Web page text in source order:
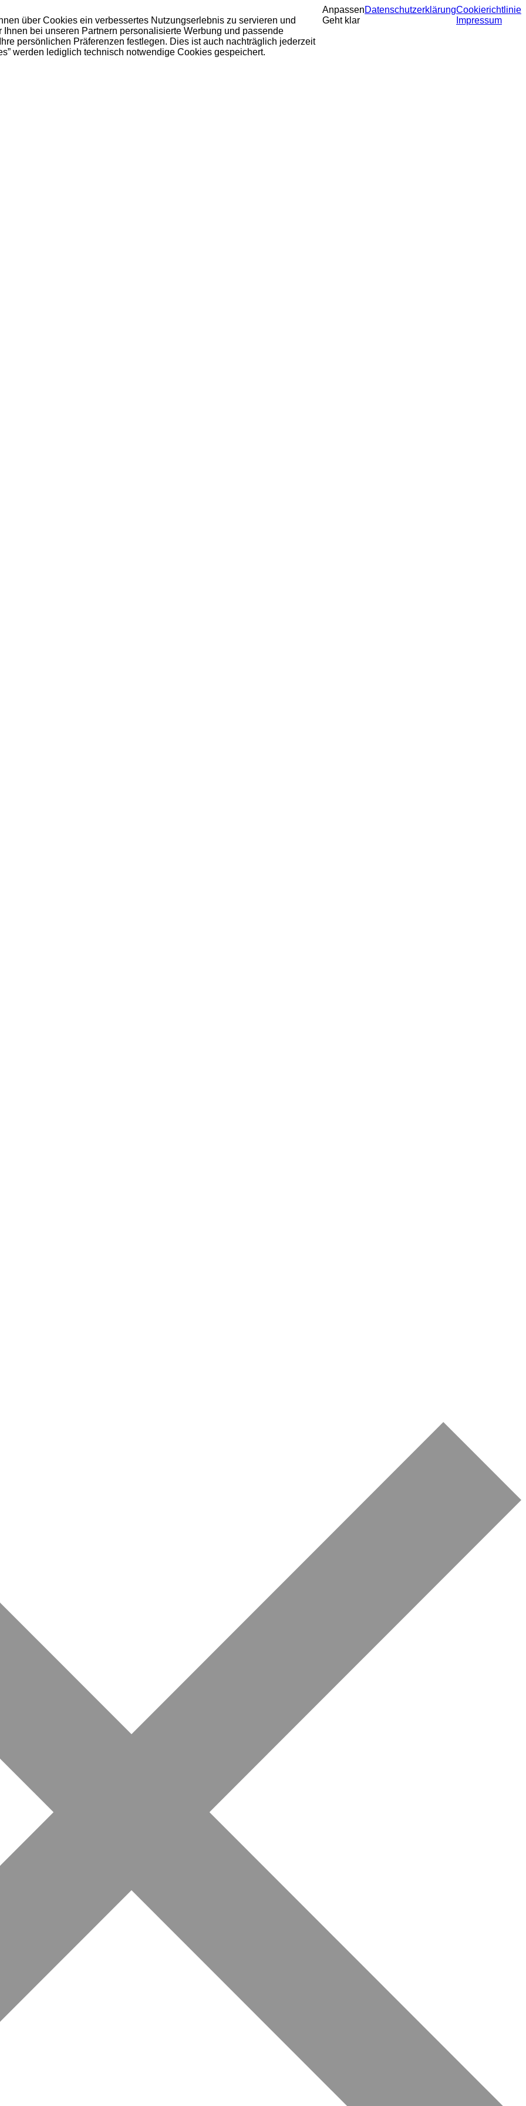
über Cookies ein verbessertes Nutzungserlebnis zu servieren und
bei unseren Partnern personalisierte Werbung und passende
persönlichen Präferenzen festlegen. Dies ist auch nachträglich jederzeit
werden lediglich technisch notwendige Cookies gespeichert.
Anpassen
Geht klar
DatenschutzerklärungCookierichtlinie
Impressum